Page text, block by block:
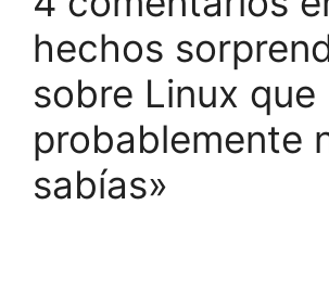
hechos
sobre Linux que
probablemente
sabías»